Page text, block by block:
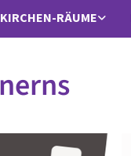
KIRCHEN-RÄUME